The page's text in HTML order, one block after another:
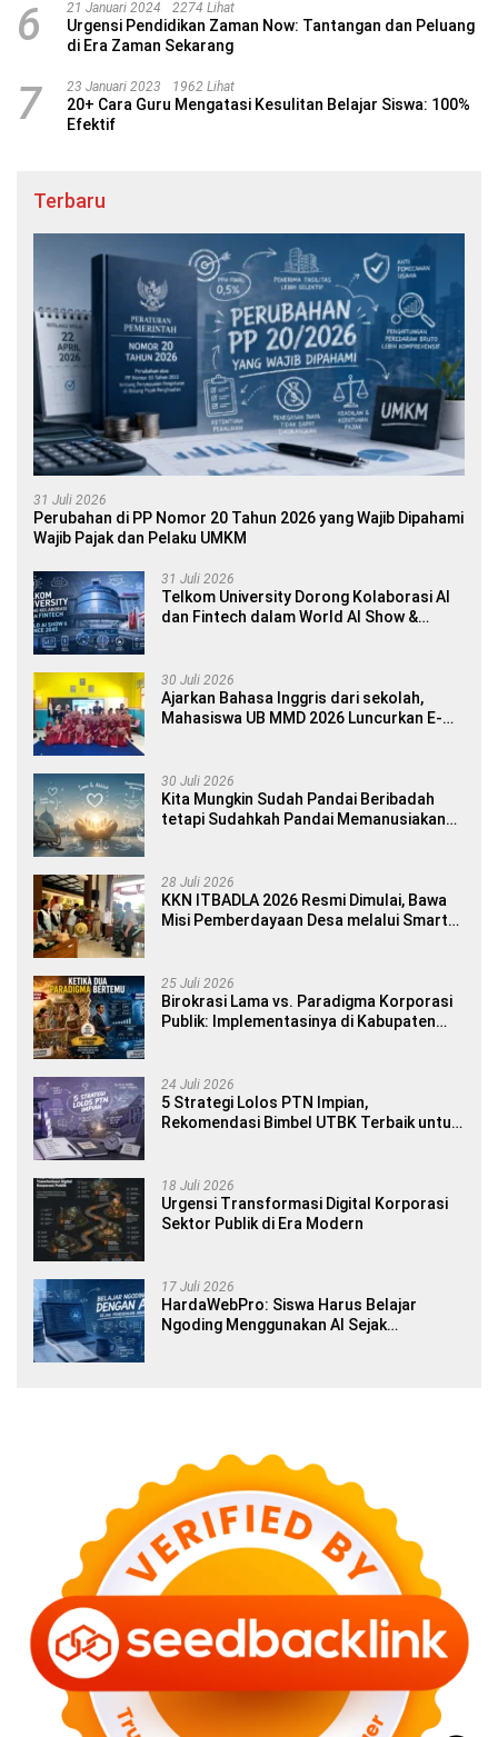
6 21 Januari 2024 2274 Lihat
Urgensi Pendidikan Zaman Now: Tantangan dan Peluang
di Era Zaman Sekarang
7 23 Januari 2023 1962 Lihat
20+ Cara Guru Mengatasi Kesulitan Belajar Siswa: 100%
Efektif
Terbaru
31 Juli 2026
Perubahan di PP Nomor 20 Tahun 2026 yang Wajib Dipahami
Wajib Pajak dan Pelaku UMKM
31 Juli 2026
Telkom University Dorong Kolaborasi AI
dan Fintech dalam World AI Show &
30 Juli 2026
Ajarkan Bahasa Inggris dari sekolah,
Mahasiswa UB MMD 2026 Luncurkan E-
30 Juli 2026
Kita Mungkin Sudah Pandai Beribadah
tetapi Sudahkah Pandai Memanusiakan
28 Juli 2026
KKN ITBADLA 2026 Resmi Dimulai, Bawa
Misi Pemberdayaan Desa melalui Smart
25 Juli 2026
Birokrasi Lama vs. Paradigma Korporasi
Publik: Implementasinya di Kabupaten
24 Juli 2026
5 Strategi Lolos PTN Impian,
Rekomendasi Bimbel UTBK Terbaik untuk
18 Juli 2026
Urgensi Transformasi Digital Korporasi
Sektor Publik di Era Modern
17 Juli 2026
HardaWebPro: Siswa Harus Belajar
Ngoding Menggunakan AI Sejak